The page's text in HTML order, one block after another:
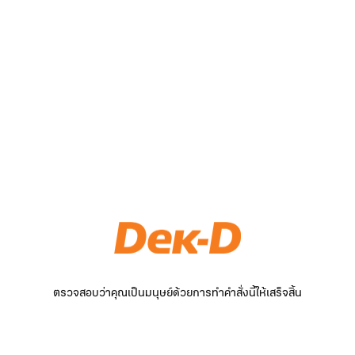
ตรวจสอบว่าคุณเป็นมนุษย์ด้วยการทำคำสั่งนี้ให้เสร็จสิ้น